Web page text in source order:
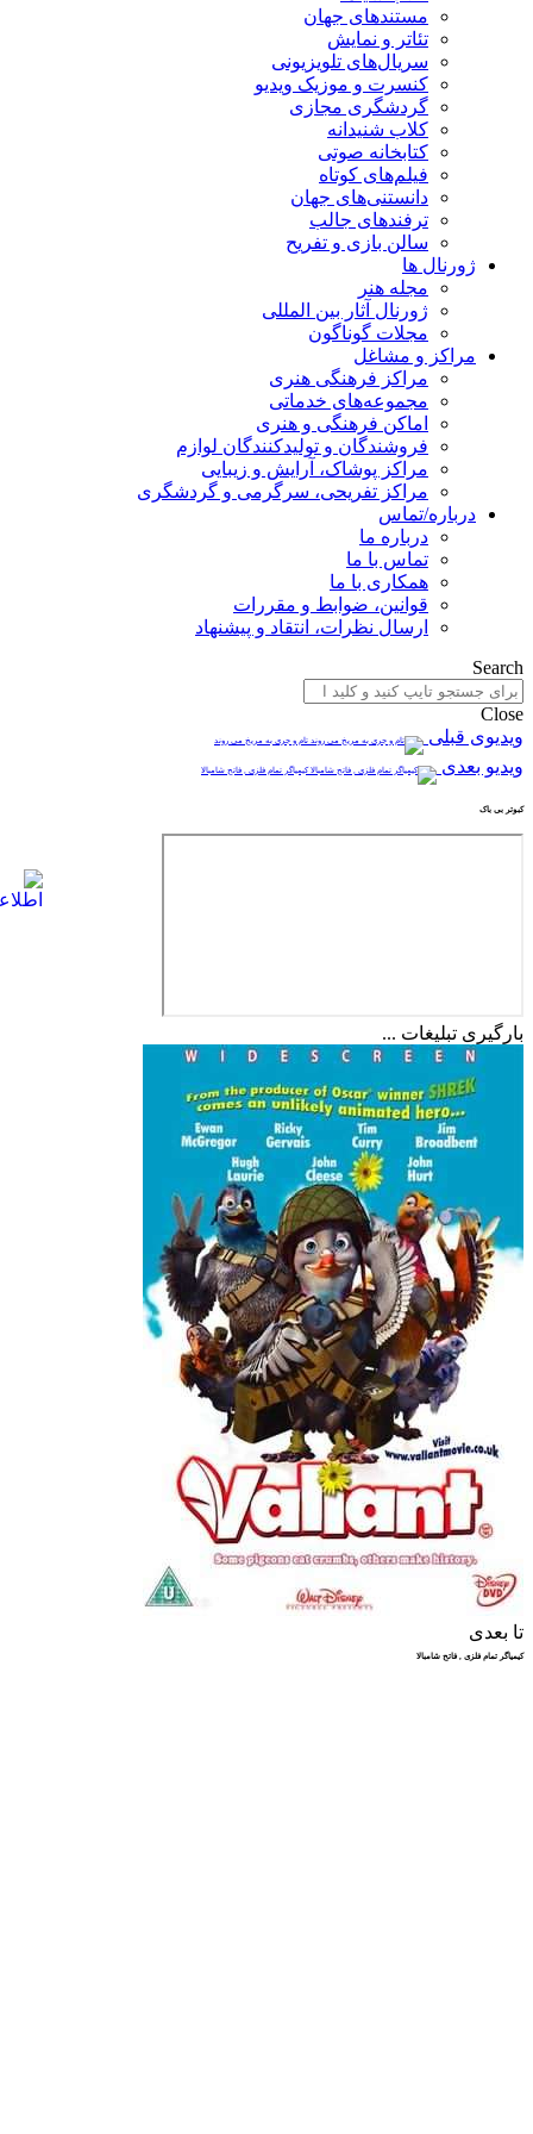
مستندهای جهان
تئاتر و نمایش
سریال‌های تلویزیونی
کنسرت و موزیک ویدیو
گردشگری مجازی
کلاب شنیدانه
کتابخانه صوتی
فیلم‌های کوتاه
دانستنی‌های جهان
ترفندهای جالب
سالن بازی و تفریح
ژورنال ها
مجله هنر
ژورنال آثار بین المللی
مجلات گوناگون
مراکز و مشاغل
مراکز فرهنگی هنری
مجموعه‌های خدماتی
اماکن فرهنگی و هنری
فروشندگان و تولیدکنندگان لوازم
مراکز پوشاک، آرایش و زیبایی
مراکز تفریحی، سرگرمی و گردشگری
درباره/تماس
درباره ما
تماس با ما
همکاری با ما
قوانین، ضوابط و مقررات
ارسال نظرات، انتقاد و پیشنهاد
Search
Close
ویدیوی قبلی
تام و جری به مریخ می روند
ویدیو بعدی کیمیاگر تمام فلزی , فاتح شامبالا
کبوتر بی باک
بارگیری تبلیغات ...
تا بعدی
کیمیاگر تمام فلزی , فاتح شامبالا